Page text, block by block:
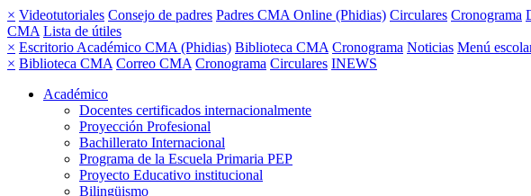
× Videotutoriales Consejo de padres Padres CMA Online (Phidias) Circulares Cronograma
CMA Lista de útiles
× Escritorio Académico CMA (Phidias) Biblioteca CMA Cronograma Noticias Menú
× Biblioteca CMA Correo CMA Cronograma Circulares INEWS
Académico
Docentes certificados internacionalmente
Proyección Profesional
Bachillerato Internacional
Programa de la Escuela Primaria PEP
Proyecto Educativo institucional
Bilingüismo